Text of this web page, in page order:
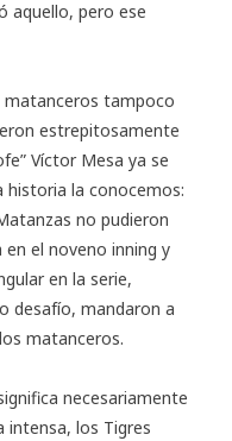
aquello, pero ese
matanceros tampoco
estrepitosamente
Víctor Mesa ya se
historia la conocemos:
no pudieron
el noveno inning y
en la serie,
desafío, mandaron a
matanceros.
necesariamente
intensa, los Tigres